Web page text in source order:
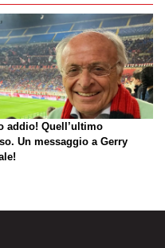
addio! Quell’ultimo
Un messaggio a Gerry